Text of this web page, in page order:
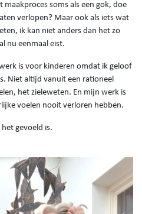
maakproces soms als een gok, doe
verlopen? Maar ook als iets wat
ik kan niet anders dan het zo
nu eenmaal eist.
is voor kinderen omdat ik geloof
Niet altijd vanuit een rationeel
het zieleweten. En mijn werk is
voelen nooit verloren hebben.
gevoeld is.